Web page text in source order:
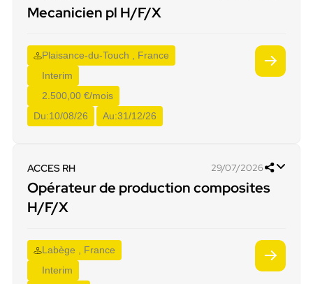
Mecanicien pl H/F/X
Plaisance-du-Touch , France
Interim
2.500,00 €/mois
Du:10/08/26 Au:31/12/26
ACCES RH 29/07/2026
Opérateur de production composites
H/F/X
Labège , France
Interim